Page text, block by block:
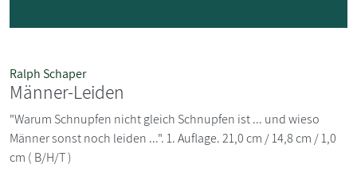
Ralph Schaper
Männer-Leiden
"Warum Schnupfen nicht gleich Schnupfen ist ... und wieso
Männer sonst noch leiden ...". 1. Auflage. 21,0 cm / 14,8 cm / 1,0
cm ( B/H/T )